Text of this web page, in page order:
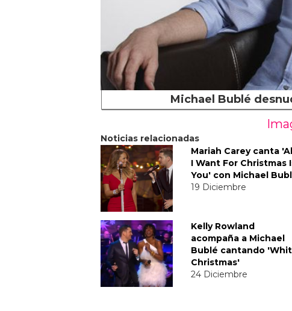
Michael Bublé
Noticias relacionadas
Mariah Carey canta 'All
I Want For Christmas
You' con Michael
19 Diciembre
Kelly Rowland
acompaña a Michael
Bublé cantando
Christmas'
24 Diciembre